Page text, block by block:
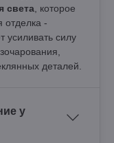
света , которое
отделка -
усиливать силу
деталей.
у